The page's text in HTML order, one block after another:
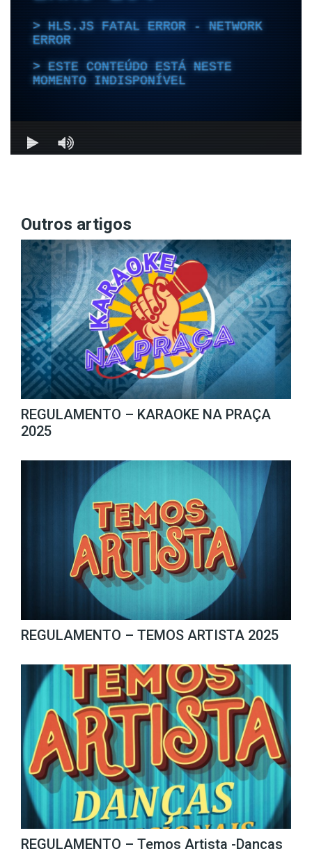
Outros artigos
REGULAMENTO – KARAOKE NA PRAÇA
2025
REGULAMENTO – TEMOS ARTISTA 2025
REGULAMENTO – Temos Artista -Danças